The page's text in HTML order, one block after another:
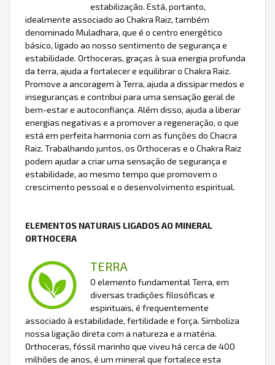
estabilização. Está, portanto,
idealmente associado ao Chakra Raiz, também
denominado Muladhara, que é o centro energético
básico, ligado ao nosso sentimento de segurança e
estabilidade. Orthoceras, graças à sua energia profunda
da terra, ajuda a fortalecer e equilibrar o Chakra Raiz.
Promove a ancoragem à Terra, ajuda a dissipar medos e
inseguranças e contribui para uma sensação geral de
bem-estar e autoconfiança. Além disso, ajuda a liberar
energias negativas e a promover a regeneração, o que
está em perfeita harmonia com as funções do Chacra
Raiz. Trabalhando juntos, os Orthoceras e o Chakra Raiz
podem ajudar a criar uma sensação de segurança e
estabilidade, ao mesmo tempo que promovem o
crescimento pessoal e o desenvolvimento espiritual.
ELEMENTOS NATURAIS LIGADOS AO MINERAL
ORTHOCERA
TERRA
O elemento fundamental Terra, em
diversas tradições filosóficas e
espirituais, é frequentemente
associado à estabilidade, fertilidade e força. Simboliza
nossa ligação direta com a natureza e a matéria.
Orthoceras, fóssil marinho que viveu há cerca de 400
milhões de anos, é um mineral que fortalece esta